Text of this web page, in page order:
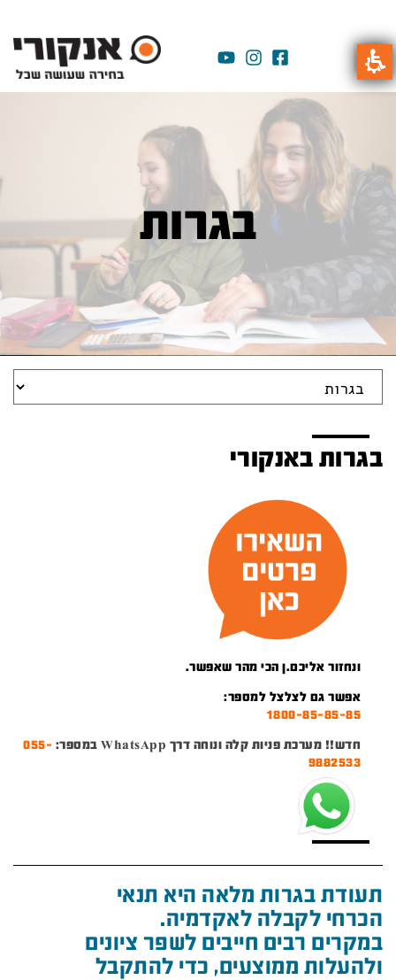
בגרות
בגרות באנקורי
ונחזור אליכם.ן הכי מהר שאפשר.
אפשר גם לצלצל למספר:
1800-85-85-85
חדש!! מערכת פניות קלה ונוחה דרך WhatsApp במספר:
055-
9882533
תעודת בגרות מלאה היא תנאי
הכרחי לקבלה לאקדמיה.
במקרים רבים חייבים לשפר ציונים
ולהעלות ממוצעים, כדי להתקבל